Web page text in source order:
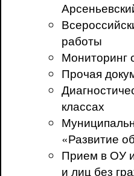
работы
Мониторинг
Прочая
классах
«Развитие
Прием в ОУ
и лиц без